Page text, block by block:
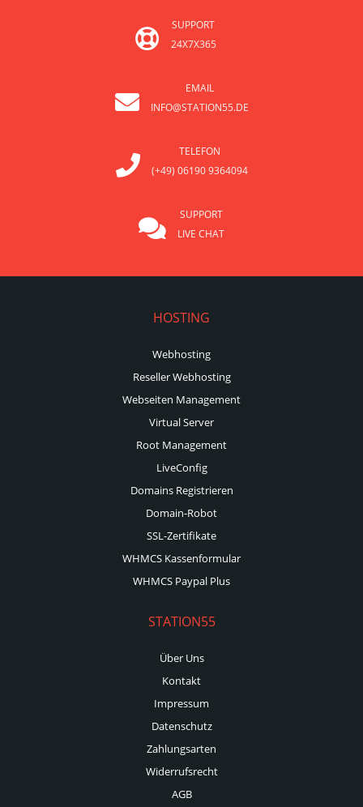
SUPPORT
24X7X365
EMAIL
INFO@STATION55.DE
TELEFON
(+49) 06190 9364094
SUPPORT
LIVE CHAT
HOSTING
Webhosting
Reseller Webhosting
Webseiten Management
Virtual Server
Root Management
LiveConfig
Domains Registrieren
Domain-Robot
SSL-Zertifikate
WHMCS Kassenformular
WHMCS Paypal Plus
STATION55
Über Uns
Kontakt
Impressum
Datenschutz
Zahlungsarten
Widerrufsrecht
AGB